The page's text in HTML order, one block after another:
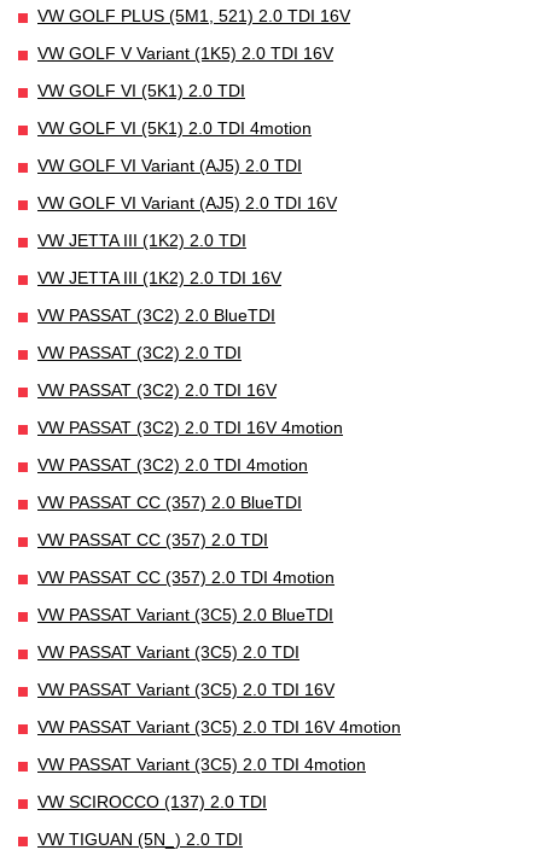
VW GOLF PLUS (5M1, 521) 2.0 TDI 16V
VW GOLF V Variant (1K5) 2.0 TDI 16V
VW GOLF VI (5K1) 2.0 TDI
VW GOLF VI (5K1) 2.0 TDI 4motion
VW GOLF VI Variant (AJ5) 2.0 TDI
VW GOLF VI Variant (AJ5) 2.0 TDI 16V
VW JETTA III (1K2) 2.0 TDI
VW JETTA III (1K2) 2.0 TDI 16V
VW PASSAT (3C2) 2.0 BlueTDI
VW PASSAT (3C2) 2.0 TDI
VW PASSAT (3C2) 2.0 TDI 16V
VW PASSAT (3C2) 2.0 TDI 16V 4motion
VW PASSAT (3C2) 2.0 TDI 4motion
VW PASSAT CC (357) 2.0 BlueTDI
VW PASSAT CC (357) 2.0 TDI
VW PASSAT CC (357) 2.0 TDI 4motion
VW PASSAT Variant (3C5) 2.0 BlueTDI
VW PASSAT Variant (3C5) 2.0 TDI
VW PASSAT Variant (3C5) 2.0 TDI 16V
VW PASSAT Variant (3C5) 2.0 TDI 16V 4motion
VW PASSAT Variant (3C5) 2.0 TDI 4motion
VW SCIROCCO (137) 2.0 TDI
VW TIGUAN (5N_) 2.0 TDI